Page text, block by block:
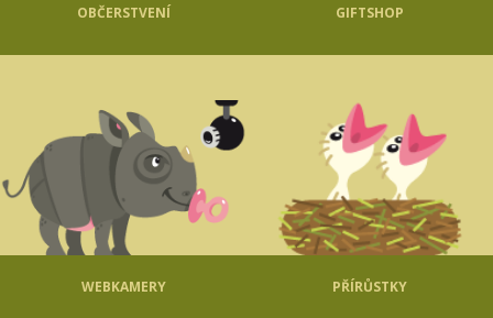
OBČERSTVENÍ GIFTSHOP
WEBKAMERY PŘÍRŮSTKY